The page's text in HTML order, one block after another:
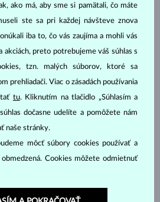
STRIEBRO
DIAMANT
DIAMANT LAB GROWN
MODRÝ
DIAMANT MODRÝ
ako má, aby sme si pamätali, čo máte
ste sa pri každej návšteve znova
iba to, čo vás zaujíma a mohli vás
akciách, preto potrebujeme váš súhlas s
tzn. malých súborov, ktoré sa
prehliadači. Viac o zásadách používania
tu. Kliknutím na tlačidlo „Súhlasím a
dočasne udelíte a pomôžete nám
naše stránky.
môcť súbory cookies používať a
Cookies môžete odmietnuť